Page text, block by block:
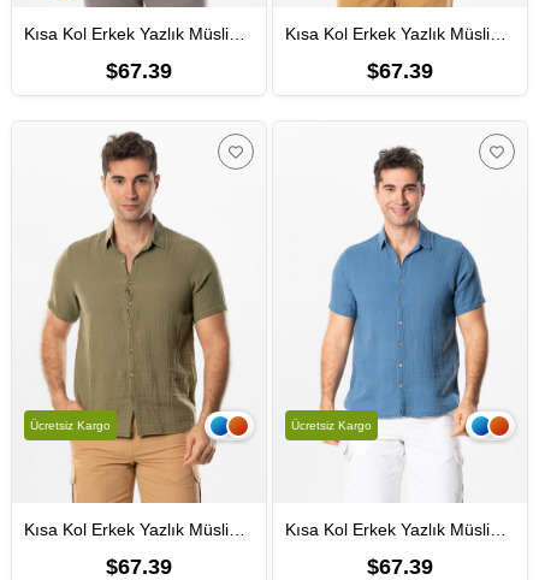
Kısa Kol Erkek Yazlık Müslin Gömlek Gri Gri
$67.39
Kısa Kol Erkek Yazlık Müslin Gömlek Beyaz Byz
$67.39
Kısa Kol Erkek Yazlık Müslin Gömlek Haki Hk
$67.39
Ücretsiz Kargo
Kısa Kol Erkek Yazlık Müslin Gömlek İndigo indg
$67.39
Ücretsiz Kargo